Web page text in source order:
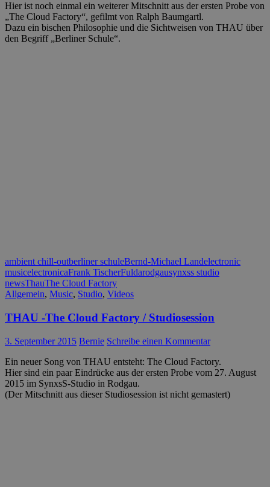
Hier ist noch einmal ein weiterer Mitschnitt aus der ersten Probe von
„The Cloud Factory“, gefilmt von Ralph Baumgartl.
Dazu ein bischen Philosophie und die Sichtweisen von THAU über
den Begriff „Berliner Schule“.
ambient chill-outberliner schuleBernd-Michael Landelectronic
musicelectronicaFrank TischerFuldarodgausynxss studio
newsThauThe Cloud Factory
Allgemein, Music, Studio, Videos
THAU -The Cloud Factory / Studiosession
3. September 2015 Bernie Schreibe einen Kommentar
Ein neuer Song von THAU entsteht: The Cloud Factory.
Hier sind ein paar Eindrücke aus der ersten Probe vom 27. August
2015 im SynxsS-Studio in Rodgau.
(Der Mitschnitt aus dieser Studiosession ist nicht gemastert)